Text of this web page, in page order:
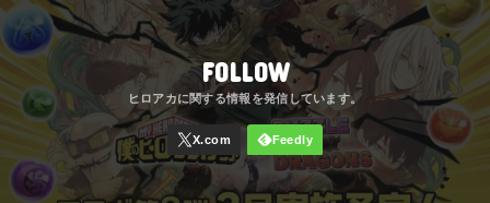
FOLLOW